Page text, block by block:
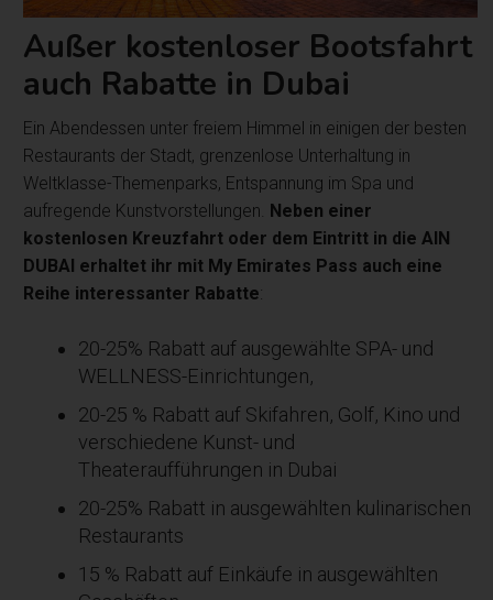
Außer kostenloser Bootsfahrt
auch Rabatte in Dubai
Ein Abendessen unter freiem Himmel in einigen der besten
Restaurants der Stadt, grenzenlose Unterhaltung in
Weltklasse-Themenparks, Entspannung im Spa und
aufregende Kunstvorstellungen. Neben einer
kostenlosen Kreuzfahrt oder dem Eintritt in die AIN
DUBAI erhaltet ihr mit My Emirates Pass auch eine
Reihe interessanter Rabatte:
20-25% Rabatt auf ausgewählte SPA- und
WELLNESS-Einrichtungen,
20-25 % Rabatt auf Skifahren, Golf, Kino und
verschiedene Kunst- und
Theateraufführungen in Dubai
20-25% Rabatt in ausgewählten kulinarischen
Restaurants
15 % Rabatt auf Einkäufe in ausgewählten